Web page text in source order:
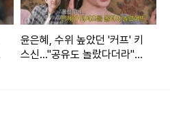
윤은혜, 수위 높았던 '커프' 키
스신..."공유도 놀랐다더라"